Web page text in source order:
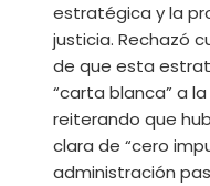
estratégica y la
justicia. Rechazó
de que esta
“carta blanca” a
reiterando que
clara de “cero
administración